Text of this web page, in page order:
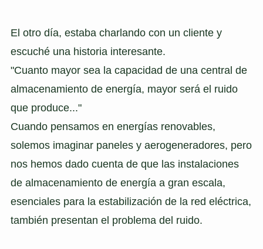
El otro día, estaba charlando con un cliente y
escuché una historia interesante.
"Cuanto mayor sea la capacidad de una central de
almacenamiento de energía, mayor será el ruido
que produce..."
Cuando pensamos en energías renovables,
solemos imaginar paneles y aerogeneradores, pero
nos hemos dado cuenta de que las instalaciones
de almacenamiento de energía a gran escala,
esenciales para la estabilización de la red eléctrica,
también presentan el problema del ruido.